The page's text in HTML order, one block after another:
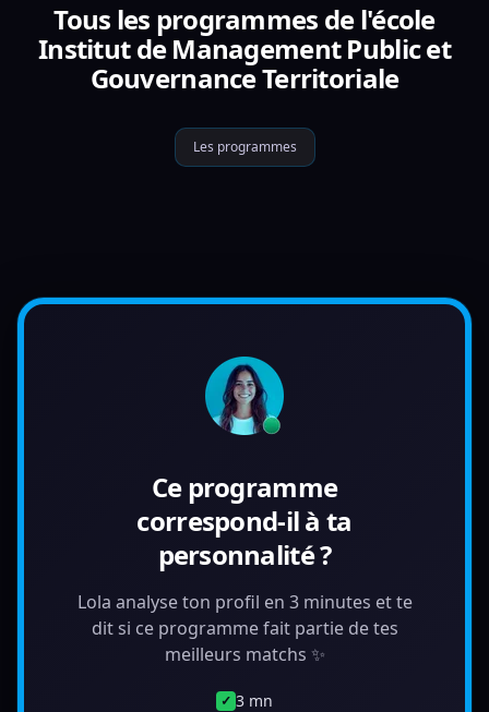
Tous les programmes de l'école
Institut de Management Public et
Gouvernance Territoriale
Les programmes
Ce programme
correspond-il à ta
personnalité ?
Lola analyse ton profil en 3 minutes et te
dit si ce programme fait partie de tes
meilleurs matchs ✨
✓ 3 mn